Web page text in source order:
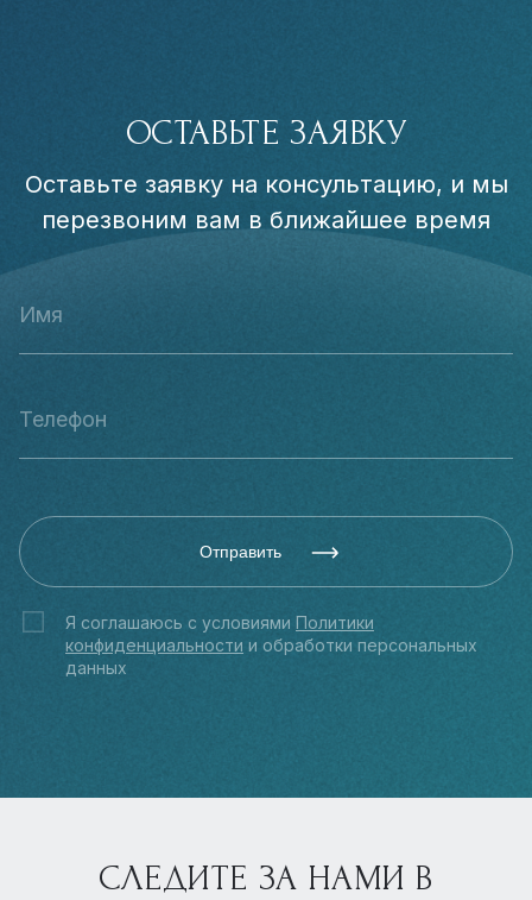
ОСТАВЬТЕ ЗАЯВКУ
Оставьте заявку на консультацию, и мы
перезвоним вам в ближайшее время
Отправить
Я соглашаюсь с условиями Политики
конфиденциальности и обработки персональных
данных
СЛЕДИТЕ ЗА НАМИ В